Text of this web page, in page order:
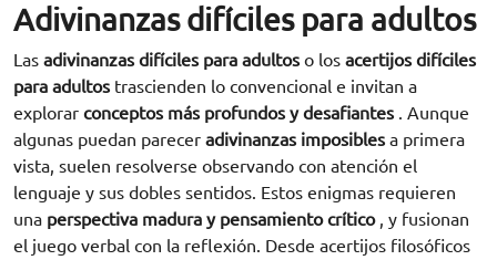
Adivinanzas difíciles para adultos
Las adivinanzas difíciles para adultos o los acertijos difíciles
para adultos trascienden lo convencional e invitan a
explorar conceptos más profundos y desafiantes . Aunque
algunas puedan parecer adivinanzas imposibles a primera
vista, suelen resolverse observando con atención el
lenguaje y sus dobles sentidos. Estos enigmas requieren
una perspectiva madura y pensamiento crítico , y fusionan
el juego verbal con la reflexión. Desde acertijos filosóficos